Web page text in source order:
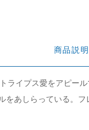
商品説明
ライプス愛をアピー
あしらっている。フ